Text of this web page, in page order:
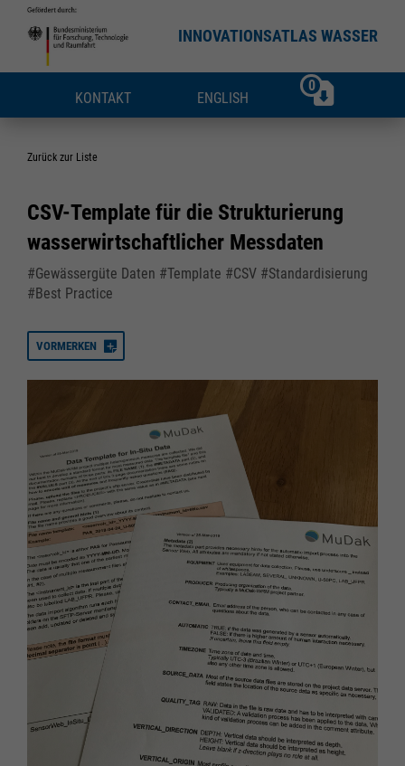
INNOVATIONSATLAS WASSER
KONTAKT ENGLISH
0
Zurück zur Liste
CSV-Template für die Strukturierung
wasserwirtschaftlicher Messdaten
#Gewässergüte Daten #Template #CSV #Standardisierung
#Best Practice
VORMERKEN